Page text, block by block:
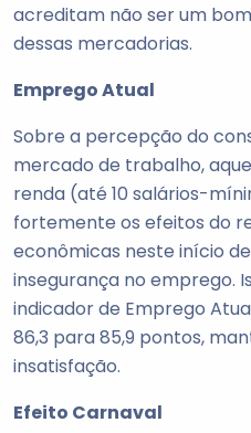
acreditam não ser um
dessas mercadorias.
Emprego Atual
Sobre a percepção do
mercado de trabalho,
renda (até 10 salários-
fortemente os efeitos do
econômicas neste início
insegurança no emprego.
indicador de Emprego
86,3 para 85,9 pontos,
insatisfação.
Efeito Carnaval